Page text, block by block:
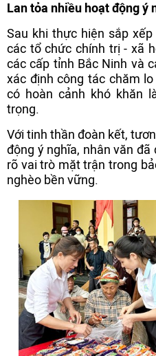
Lan tỏa nhiều hoạt động ý
Sau khi thực hiện sắp
các tổ chức chính trị - xã
các cấp tỉnh Bắc Ninh và
xác định công tác chăm
có hoàn cảnh khó khăn
trọng.
Với tinh thần đoàn kết,
động ý nghĩa, nhân văn
rõ vai trò mặt trận trong
nghèo bền vững.